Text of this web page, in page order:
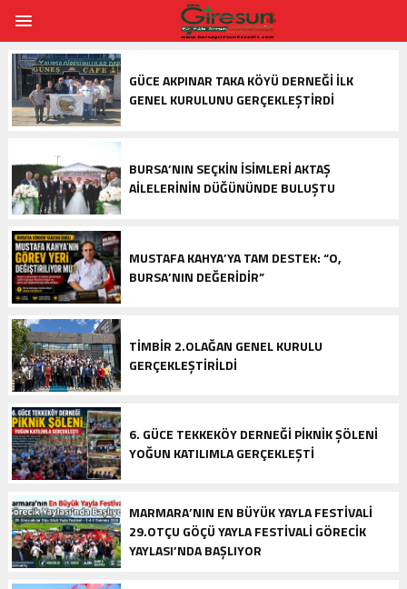
GÜCE AKPINAR TAKA KÖYÜ DERNEĞI İLK
GENEL KURULUNU GERÇEKLEŞTIRDI
BURSA’NIN SEÇKIN İSIMLERI AKTAŞ
AILELERININ DÜĞÜNÜNDE BULUŞTU
MUSTAFA KAHYA’YA TAM DESTEK: “O,
BURSA’NIN DEĞERIDIR”
TİMBİR 2.OLAĞAN GENEL KURULU
GERÇEKLEŞTIRILDI
6. GÜCE TEKKEKÖY DERNEĞI PIKNIK ŞÖLENI
YOĞUN KATILIMLA GERÇEKLEŞTI
MARMARA’NIN EN BÜYÜK YAYLA FESTIVALI
29.OTÇU GÖÇÜ YAYLA FESTIVALI GÖRECIK
YAYLASI’NDA BAŞLIYOR